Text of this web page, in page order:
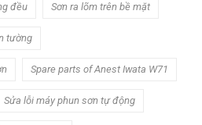
đều Sơn ra lõm trên bề mặt
tường
Spare parts of Anest Iwata W71
Sửa lỗi máy phun sơn tự động